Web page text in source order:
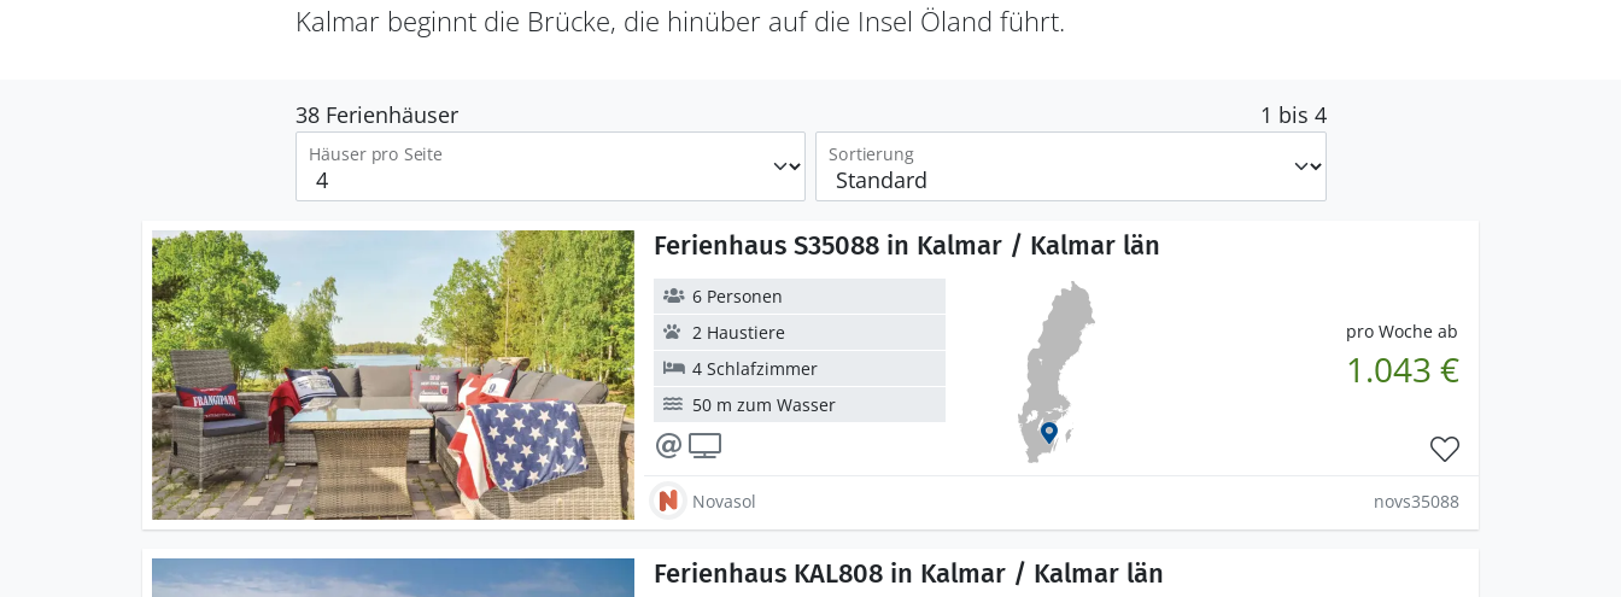
Kalmar beginnt die Brücke, die hinüber auf die Insel Öland führt.
38 Ferienhäuser 1 bis 4
Häuser pro Seite Sortierung
Ferienhaus S35088 in Kalmar / Kalmar län
pro Woche ab
1.043 €
6 Personen
2 Haustiere
4 Schlafzimmer
50 m zum Wasser
Novasol novs35088
Ferienhaus KAL808 in Kalmar / Kalmar län